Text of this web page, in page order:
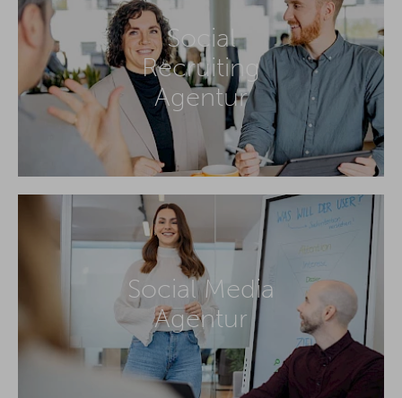
Social
Recruiting
Agentur
Social Media
Agentur